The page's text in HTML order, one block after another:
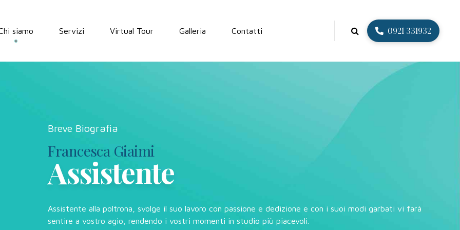
0921 331932
siamo Servizi Virtual Tour Galleria Contatti
Breve Biografia
Francesca Giaimi
Assistente
Assistente alla poltrona, svolge il suo lavoro con passione e dedizione e con i suoi modi garbati vi farà
sentire a vostro agio, rendendo i vostri momenti in studio più piacevoli.